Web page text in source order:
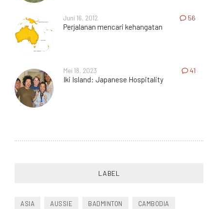
Juni 16, 2012 56
Perjalanan mencari kehangatan
Mei 18, 2023 41
Iki Island: Japanese Hospitality
LABEL
ASIA AUSSIE BADMINTON CAMBODIA